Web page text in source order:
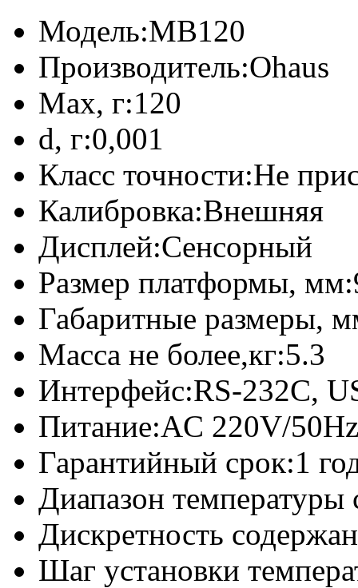
Модель:MB120
Производитель:Ohaus
Max, г:120
d, г:0,001
Класс точности:Не
Калибровка:Внешняя
Дисплей:Сенсорный
Размер платформы, мм:
Габаритные размеры,
Масса не более,кг:5.3
Интерфейс:RS-232C,
Питание:AC 220V/50Hz
Гарантийный срок:1
Диапазон температуры
Дискретность
Шаг установки